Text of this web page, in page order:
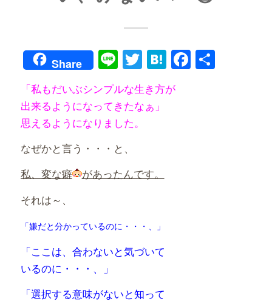
Share LineTwitter
Hatena共
「私もだいぶシンプルな生き方が
出来るようになってきたなぁ」
思えるようになりました。
なぜかと言う・・・と、
私、変な癖
があったんです。
それは～、
「嫌だと分かっているのに・・・、」
「ここは、合わないと気づいて
いるのに・・・、」
「選択する意味がないと知って